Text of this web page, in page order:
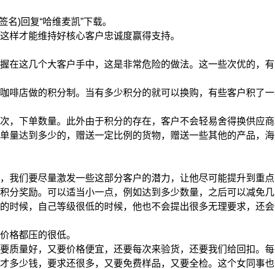
)回复“哈维麦凯”下载。
才能维持好核心客户忠诚度赢得支持。
这几个大客户手中，这是非常危险的做法。这一些次优的，
店做的积分制。当有多少积分的就可以换购，有些客户积了
下单数量。此外由于积分的存在，客户不会轻易舍得换供应商
达到多少的，赠送一定比例的货物，赠送一些其他的产品，
们要尽量激发一些这部分客户的潜力，让他尽可能提升到重点
奖励。可以适当小一点，例如达到多少数量，之后可以减免几
候，自己等级很低的时候，他也不会提出很多无理要求，还会
都压的很低。
量好，又要价格便宜，还要每次来验货，还要我们给回扣。
多少钱，要求还很多，又要免费样品，又要全检。这个女同事